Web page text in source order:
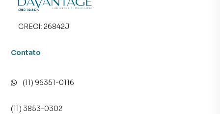
CRECI: 26842J
Contato
(11) 96351-0116
(11) 3853-0302